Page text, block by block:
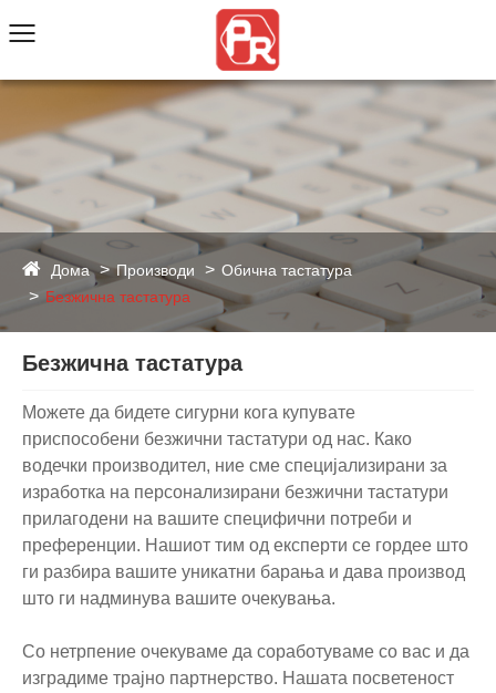
Дома Производи
Обична тастатура
Безжична тастатура
Безжична тастатура
Можете да бидете сигурни кога купувате
приспособени безжични тастатури од нас. Како
водечки производител, ние сме специјализирани за
изработка на персонализирани безжични тастатури
прилагодени на вашите специфични потреби и
преференции. Нашиот тим од експерти се гордее што
ги разбира вашите уникатни барања и дава производ
што ги надминува вашите очекувања.
Со нетрпение очекуваме да соработуваме со вас и да
изградиме трајно партнерство. Нашата посветеност